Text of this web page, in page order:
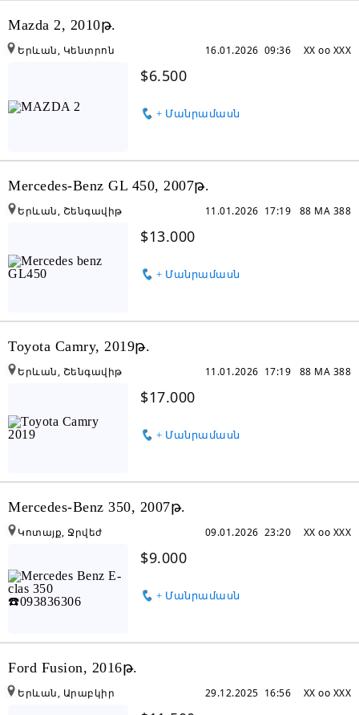
Mazda 2, 2010թ.
$6.500
+ Մանրամասն
XX oo XXX
16.01.2026 09:36
Երևան, Կենտրոն
Mercedes-Benz GL 450, 2007թ.
$13.000
+ Մանրամասն
88 MA 388
11.01.2026 17:19
Երևան, Շենգավիթ
Toyota Camry, 2019թ.
$17.000
+ Մանրամասն
88 MA 388
11.01.2026 17:19
Երևան, Շենգավիթ
Mercedes-Benz 350, 2007թ.
$9.000
+ Մանրամասն
XX oo XXX
09.01.2026 23:20
Կոտայք, Ջրվեժ
Ford Fusion, 2016թ.
XX oo XXX
29.12.2025 16:56
Երևան, Արաբկիր